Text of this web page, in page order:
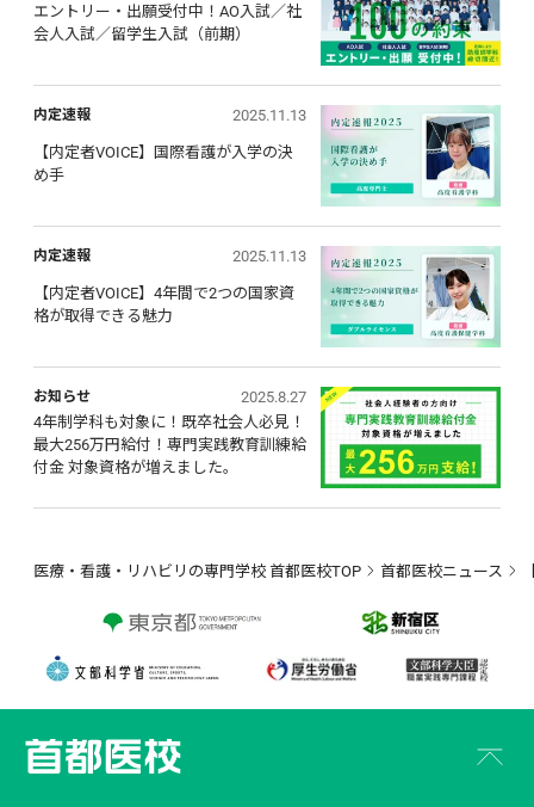
エントリー・出願受付中！AO入試／社
会人入試／留学生入試（前期）
内定速報 2025.11.13
【内定者VOICE】国際看護が入学の決
め手
内定速報 2025.11.13
【内定者VOICE】4年間で2つの国家資
格が取得できる魅力
お知らせ
2025.8.27
4年制学科も対象に！既卒社会人必見！
最大256万円給付！専門実践教育訓練給
付金 対象資格が増えました。
医療・看護・リハビリの専門学校 首都医校TOP 首都医校ニュース